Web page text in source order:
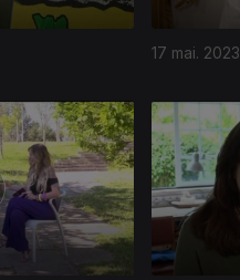
17 mai. 2023